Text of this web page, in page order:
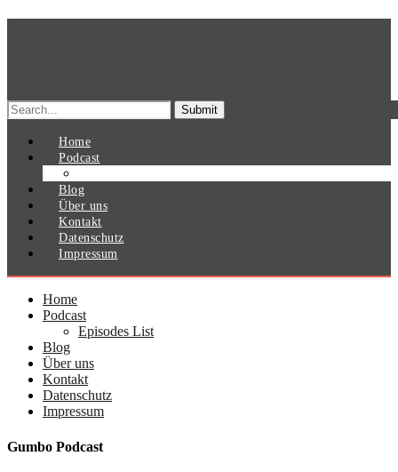
Search
for:
Home
Podcast
Blog
Über uns
Kontakt
Datenschutz
Impressum
Home
Podcast
Episodes List
Blog
Über uns
Kontakt
Datenschutz
Impressum
Gumbo Podcast